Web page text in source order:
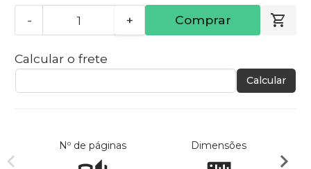
- + Comprar
Calcular o frete
Calcular
Nº de páginas Dimensões